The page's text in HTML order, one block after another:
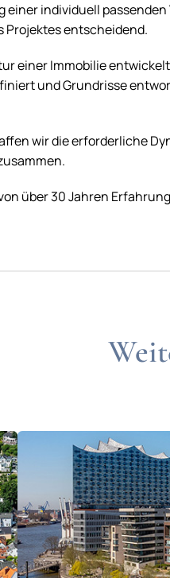
einer individuell
Projektes entscheidend.
einer Immobilie
und Grundrisse
wir die erforderliche
über 30 Jahren